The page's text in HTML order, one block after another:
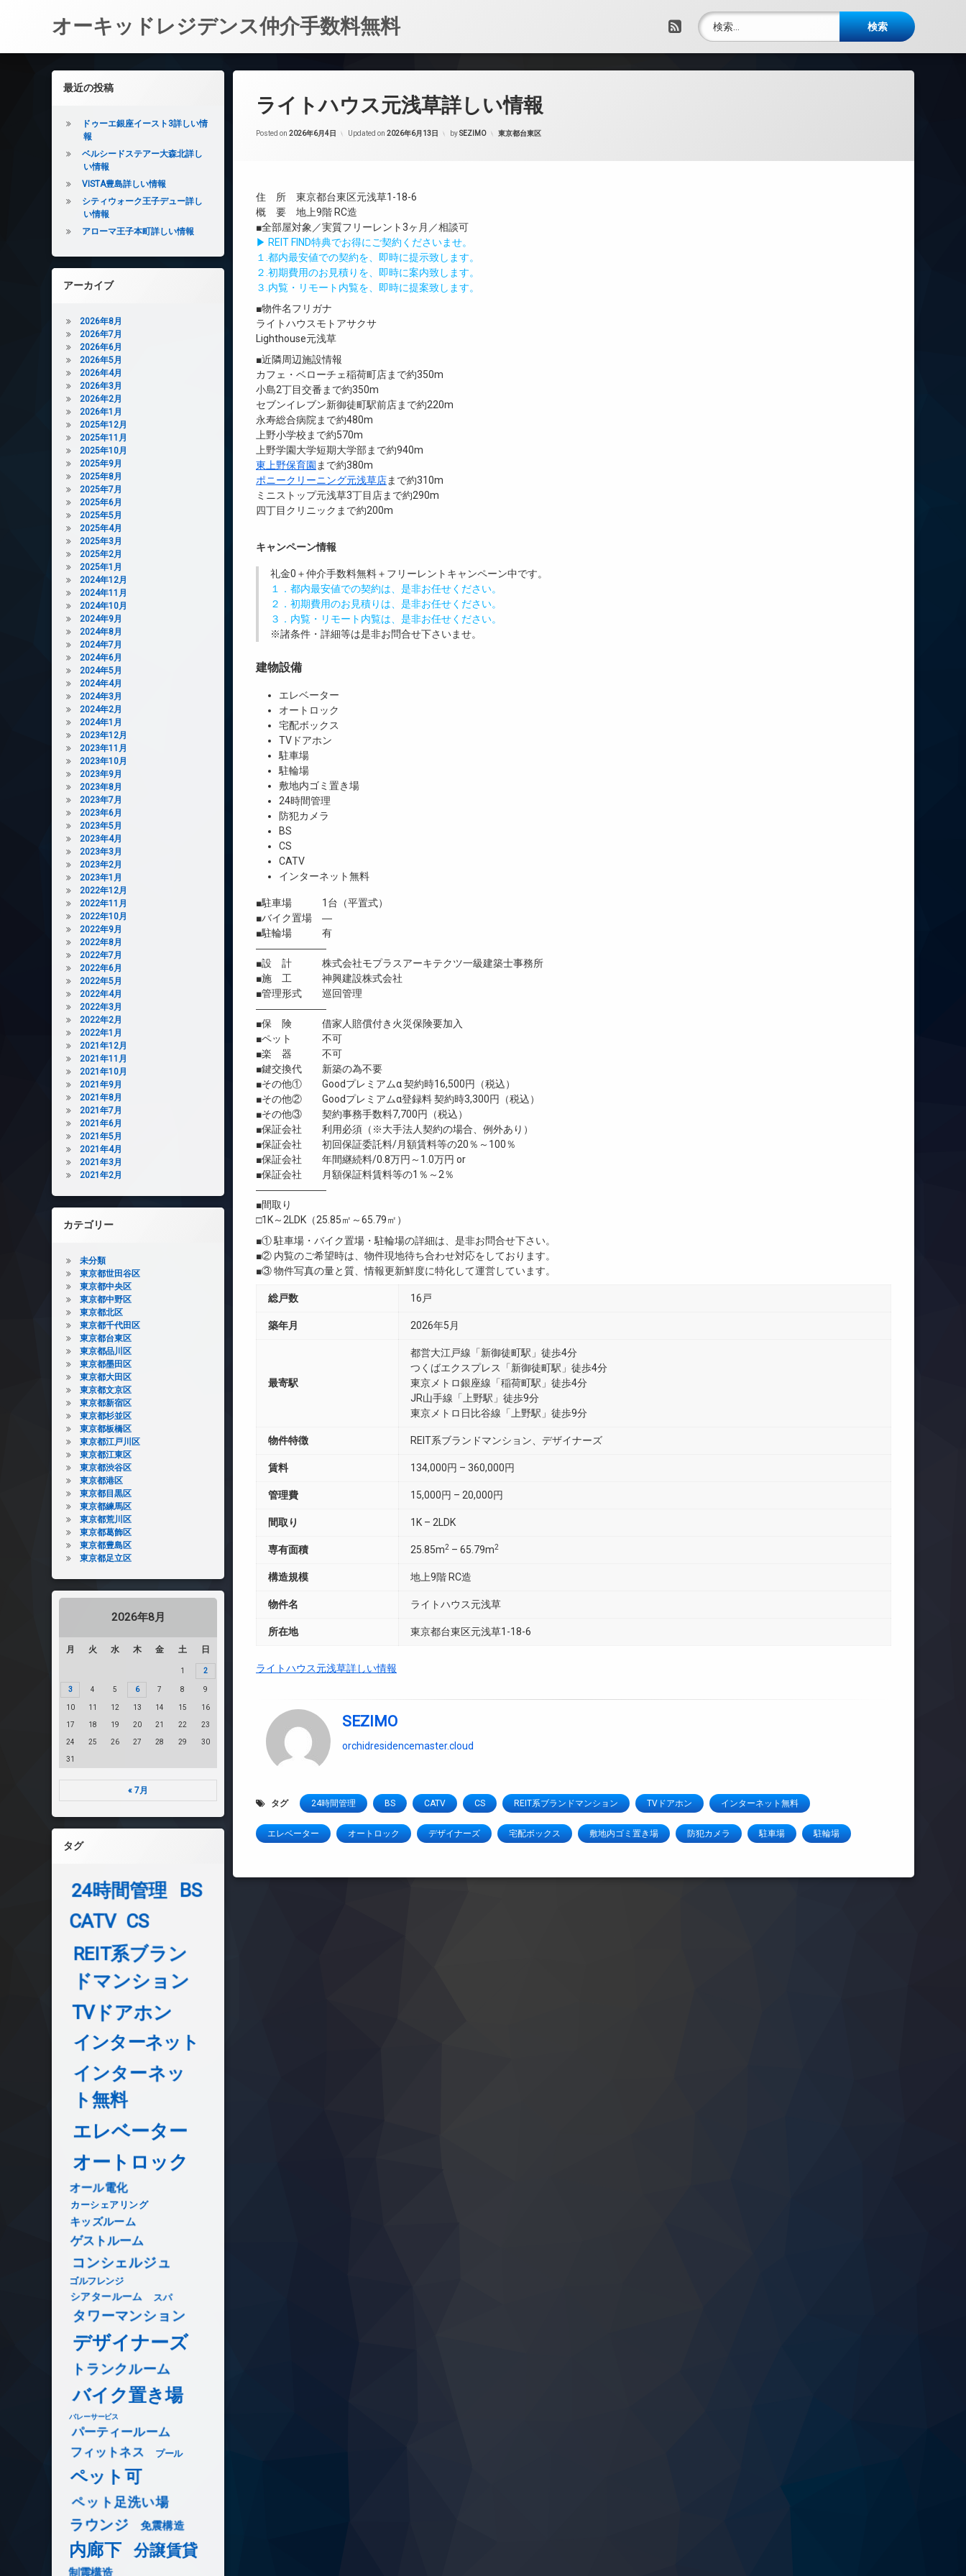
オーキッドレジデンス仲介手数料無料 RSS
検索:
ライトハウス元浅草詳しい情報
Posted on 2026年6月4日 Updated on 2026年6月13日 bySEZIMO カテゴリー:
東京都台東区
住 所 東京都台東区元浅草1-18-6
概 要 地上9階 RC造
■全部屋対象／実質フリーレント3ヶ月／相談可
▶ REIT FIND特典でお得にご契約くださいませ。
１.都内最安値での契約を、即時に提示致します。
２.初期費用のお見積りを、即時に案内致します。
３.内覧・リモート内覧を、即時に提案致します。
■物件名フリガナ
ライトハウスモトアサクサ
Lighthouse元浅草
■近隣周辺施設情報
カフェ・ベローチェ稲荷町店まで約350m
小島2丁目交番まで約350m
セブンイレブン新御徒町駅前店まで約220m
永寿総合病院まで約480m
上野小学校まで約570m
上野学園大学短期大学部まで約940m
東上野保育園 まで約380m
ポニークリーニング元浅草店まで約310m
ミニストップ元浅草3丁目店まで約290m
四丁目クリニックまで約200m
キャンペーン情報
礼金0 ＋仲介手数料無料＋ フリーレント キャンペーン中です。
１．都内最安値での契約は、是非お任せください。
２．初期費用のお見積りは、是非お任せください。
３．内覧・リモート内覧は、是非お任せください。
※諸条件・詳細等は是非お問合せ下さいませ。
建物設備
エレベーター
オートロック
宅配ボックス
TVドアホン
駐車場
駐輪場
敷地内ゴミ置き場
24時間管理
防犯カメラ
BS
CS
CATV
インターネット無料
■駐車場 1台（平置式）
■バイク置場 ―
■駐輪場 有
―――――――
■設 計 株式会社モプラスアーキテクツ一級建築士事務所
■施 工 神興建設株式会社
■管理形式 巡回管理
―――――――
■保 険 借家人賠償付き火災保険要加入
■ペット 不可
■楽 器 不可
■鍵交換代 新築の為不要
■その他① Goodプレミアムα 契約時16,500円（税込）
■その他② Goodプレミアムα登録料 契約時3,300円（税込）
■その他③ 契約事務手数料7,700円（税込）
■保証会社 利用必須（※大手法人契約の場合、例外あり）
■保証会社 初回保証委託料/月額賃料等の20％～100％
■保証会社 年間継続料/0.8万円～1.0万円 or
■保証会社 月額保証料賃料等の1％～2％
―――――――
■間取り
□1K～2LDK（25.85㎡～65.79㎡）
■① 駐車場・バイク置場・駐輪場の詳細は、是非お問合せ下さい。
■② 内覧のご希望時は、物件現地待ち合わせ対応をしております。
■③ 物件写真の量と質、情報更新鮮度に特化して運営しています。
総戸数 16戸
築年月 2026年5月
最寄駅
都営大江戸線「新御徒町駅」徒歩4分
つくばエクスプレス「新御徒町駅」徒歩4分
東京メトロ銀座線「稲荷町駅」徒歩4分
JR山手線「上野駅」徒歩9分
東京メトロ日比谷線「上野駅」徒歩9分
物件特徴 REIT系ブランドマンション、デザイナーズ
賃料 134,000円 – 360,000円
管理費 15,000円 – 20,000円
間取り 1K – 2LDK
専有面積 25.85m2 – 65.79m2
構造規模 地上9階 RC造
物件名 ライトハウス元浅草
所在地 東京都台東区元浅草1-18-6
ライトハウス元浅草詳しい情報
SEZIMO
orchidresidencemaster.cloud
タグ 24時間管理 BS CATV CS REIT系ブランドマンション TVドアホン インターネット無料
エレベーター オートロック デザイナーズ 宅配ボックス 敷地内ゴミ置き場 防犯カメラ 駐車場 駐輪場
左サイドバー
最近の投稿
ドゥーエ銀座イースト3詳しい情
報
ベルシードステアー大森北詳し
い情報
VISTA豊島詳しい情報
シティウォーク王子デュー詳し
い情報
アローマ王子本町詳しい情報
アーカイブ
2026年8月
2026年7月
2026年6月
2026年5月
2026年4月
2026年3月
2026年2月
2026年1月
2025年12月
2025年11月
2025年10月
2025年9月
2025年8月
2025年7月
2025年6月
2025年5月
2025年4月
2025年3月
2025年2月
2025年1月
2024年12月
2024年11月
2024年10月
2024年9月
2024年8月
2024年7月
2024年6月
2024年5月
2024年4月
2024年3月
2024年2月
2024年1月
2023年12月
2023年11月
2023年10月
2023年9月
2023年8月
2023年7月
2023年6月
2023年5月
2023年4月
2023年3月
2023年2月
2023年1月
2022年12月
2022年11月
2022年10月
2022年9月
2022年8月
2022年7月
2022年6月
2022年5月
2022年4月
2022年3月
2022年2月
2022年1月
2021年12月
2021年11月
2021年10月
2021年9月
2021年8月
2021年7月
2021年6月
2021年5月
2021年4月
2021年3月
2021年2月
カテゴリー
未分類
東京都世田谷区
東京都中央区
東京都中野区
東京都北区
東京都千代田区
東京都台東区
東京都品川区
東京都墨田区
東京都大田区
東京都文京区
東京都新宿区
東京都杉並区
東京都板橋区
東京都江戸川区
東京都江東区
東京都渋谷区
東京都港区
東京都目黒区
東京都練馬区
東京都荒川区
東京都葛飾区
東京都豊島区
東京都足立区
2026年8月
月 火 水 木 金 土 日
1 2
3 4 5 6 7 8 9
10 11 12 13 14 15 16
17 18 19 20 21 22 23
24 25 26 27 28 29 30
31
« 7月
タグ
24時間管理
BS
CATV CS
REIT系ブラン
ドマンション
TVドアホン
インターネット
インターネッ
ト無料
エレベーター
オートロック
オール電化
カーシェアリング
キッズルーム
ゲストルーム
コンシェルジュ
ゴルフレンジ
シアタールーム スパ
タワーマンション
デザイナーズ
トランクルーム
バイク置き場
バレーサービス
パーティールーム
フィットネス プール
ペット可
ペット足洗い場
ラウンジ 免震構造
内廊下 分譲賃貸
制震構造